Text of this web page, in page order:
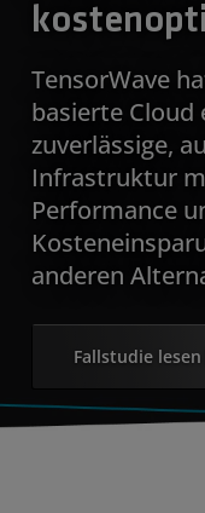
TensorWave
basierte
zuverlässige,
Infrastruktur
Performance
anderen
Fallstudie lesen